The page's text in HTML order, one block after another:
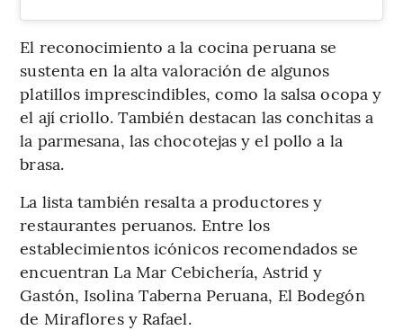
El reconocimiento a la cocina peruana se
sustenta en la alta valoración de algunos
platillos imprescindibles, como la salsa ocopa y
el ají criollo. También destacan las conchitas a
la parmesana, las chocotejas y el pollo a la
brasa.
La lista también resalta a productores y
restaurantes peruanos. Entre los
establecimientos icónicos recomendados se
encuentran La Mar Cebichería, Astrid y
Gastón, Isolina Taberna Peruana, El Bodegón
de Miraflores y Rafael.